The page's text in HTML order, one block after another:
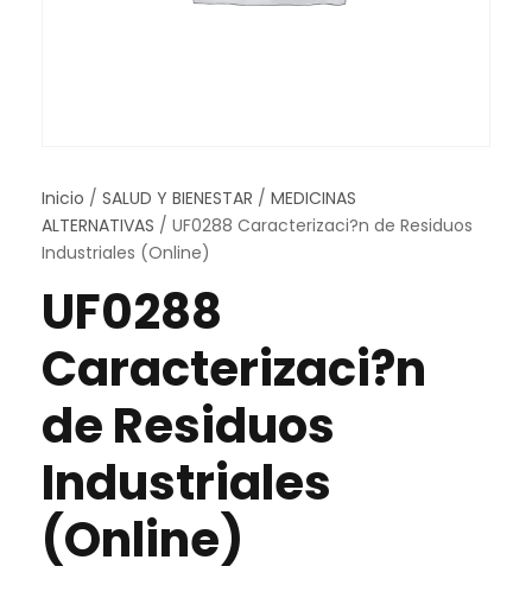
Inicio / SALUD Y BIENESTAR / MEDICINAS
ALTERNATIVAS / UF0288 Caracterizaci?n de Residuos
Industriales (Online)
UF0288
Caracterizaci?n
de Residuos
Industriales
(Online)